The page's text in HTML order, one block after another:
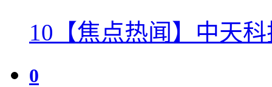
10 【焦点热闻】中天
0